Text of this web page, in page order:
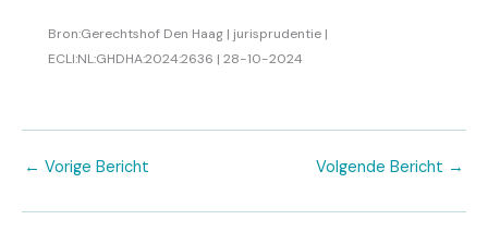
Bron:Gerechtshof Den Haag | jurisprudentie |
ECLI:NL:GHDHA:2024:2636 | 28-10-2024
← Vorige Bericht Volgende Bericht →